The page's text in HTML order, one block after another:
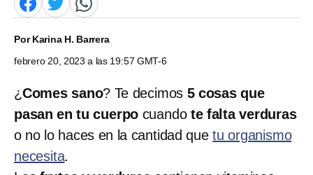
PorKarina H. Barrera
febrero 20, 2023 a las 19:57 GMT-6
¿Comes sano? Te decimos 5 cosas que
pasan en tu cuerpo cuando te falta verduras
o no lo haces en la cantidad quetu organismo
necesita.